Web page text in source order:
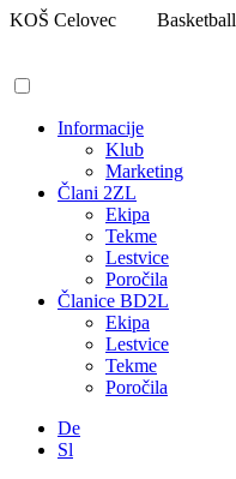
Pojdi
KOŠ Celovec Basketball
Informacije
Klub
Marketing
Člani 2ZL
Ekipa
Tekme
Lestvice
Poročila
Članice BD2L
Ekipa
Lestvice
Tekme
Poročila
De
Sl